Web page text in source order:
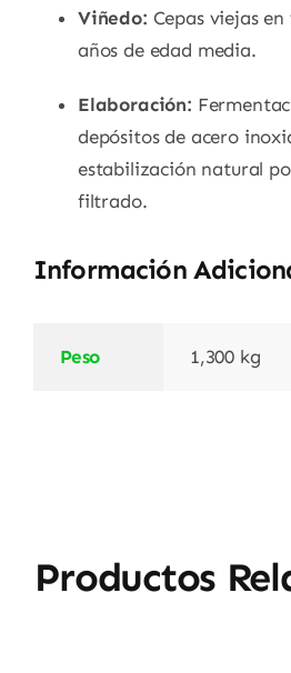
Viñedo: Cepas viejas en
años de edad media.
Elaboración:
depósitos de acero
estabilización natural
filtrado.
Información
Peso 1,300 kg
Productos